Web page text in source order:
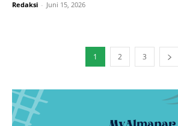
Redaksi - Juni 15, 2026
1 2 3